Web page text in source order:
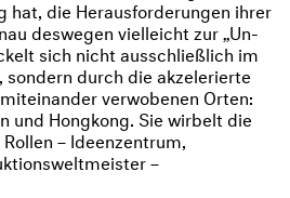
hat, die Herausforderungen ihrer
deswegen vielleicht zur „Un-
sich nicht ausschließlich im
durch die akzelerierte
verwobenen Orten:
und Hongkong. Sie wirbelt die
– Ideenzentrum,
–